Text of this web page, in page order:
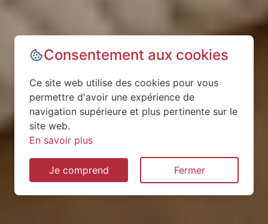
Consentement aux cookies
Ce site web utilise des cookies pour vous
permettre d'avoir une expérience de
navigation supérieure et plus pertinente sur le
site web.
En savoir plus
Je comprend Fermer